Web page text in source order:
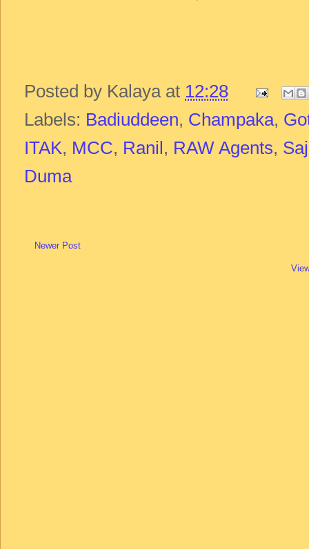
Posted by Kalaya at 12:28
Labels: Badiuddeen, Champaka,
ITAK, MCC, Ranil , RAW Agents,
Duma
Newer Post